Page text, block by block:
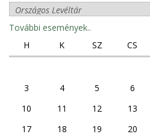
További események..
H
K SZ CS
3
4 5 6
10
11 12 13
17
18 19 20